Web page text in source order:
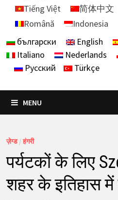
Tiếng Việt
简体中文
Română
Indonesia
български
English
Italiano
Nederlands
Русский
Türkçe
MENU
ज़ेग्ड/हंगरी
पर्यटकों के लिए
शहर के इतिहास में